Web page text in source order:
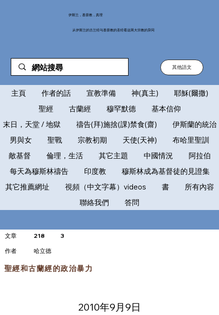
伊斯兰，基督教，真理
从伊斯兰的古兰经与基督教的圣经看这两大宗教的异同
其他語文
主頁 作者的話 宣教準備 神(真主)
耶穌(爾撒)
聖經
古蘭經 穆罕默德
基本信仰
末日，天堂 / 地獄
禱告(拜)施捨(課)禁食(齋)
伊斯蘭的統治
男與女
聖戰 宗教初期 天使(天神)
布哈里聖訓
敵基督
倫理，生活 其它主題 中國情況
阿拉伯
每天為穆斯林禱告
印度教
穆斯林成為基督徒的見證集
其它推薦網址
視頻（中文字幕）videos 書
所有內容
聯絡我們
答問
文章 218 3
​作者 哈立德
聖經和古蘭經的政治暴力
2010年9月9日